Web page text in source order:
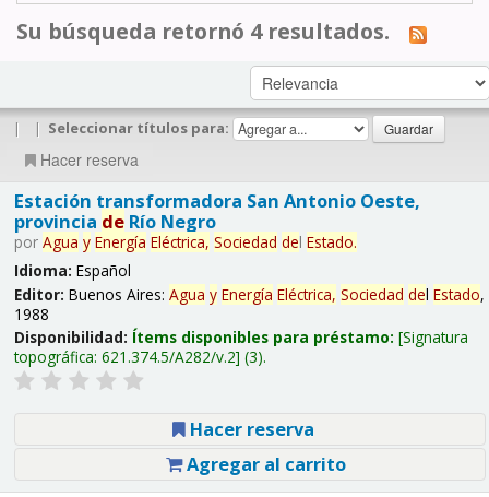
Su búsqueda retornó 4 resultados.
| | Seleccionar títulos para:
Hacer reserva
Estación transformadora San Antonio Oeste,
provincia deRío Negro
por Agua y Energía Eléctrica, Sociedad del Estado.
Idioma: Español
Editor: Buenos Aires: Agua y Energía Eléctrica, Sociedad del Estado,
1988
Disponibilidad: Ítems disponibles para préstamo: Signatura
topográfica: 621.374.5/A282/v.2 (3).
Hacer reserva
Agregar al carrito